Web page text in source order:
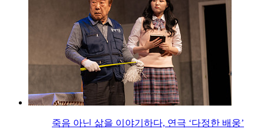
죽음 아닌 삶을 이야기하다, 연극 ‘다정한 배웅’